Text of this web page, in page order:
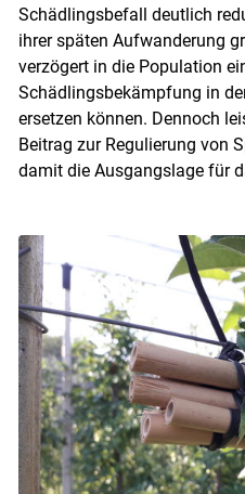
Skip to
Schädlingsbefall deutlich
ihrer späten Aufwanderung
verzögert in die Population
Schädlingsbekämpfung in
ersetzen können. Dennoch
Beitrag zur Regulierung von
damit die Ausgangslage für